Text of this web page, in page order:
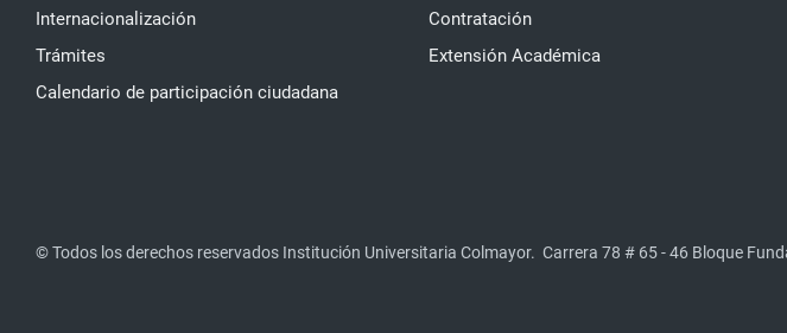
Internacionalización
Trámites
Calendario de participación ciudadana
Contratación
Extensión Académica
© Todos los derechos reservados Institución Universitaria Colmayor. Carrera 78 # 65 - 46 Bloque